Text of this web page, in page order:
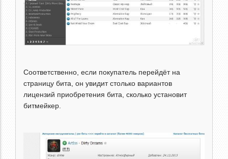
Соответственно, если покупатель перейдёт на
страницу бита, он увидит столько вариантов
лицензий приобретения бита, сколько установит
битмейкер.